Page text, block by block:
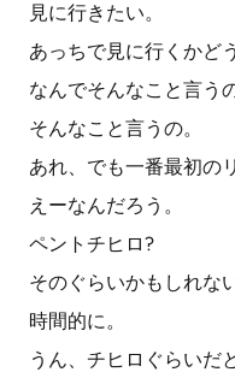
見に行きたい。
あっちで見に行くかど
なんでそんなこと言うの
そんなこと言うの。
あれ、でも一番最初の
えーなんだろう。
ペントチヒロ?
そのぐらいかもしれない
時間的に。
うん、チヒロぐらいだ